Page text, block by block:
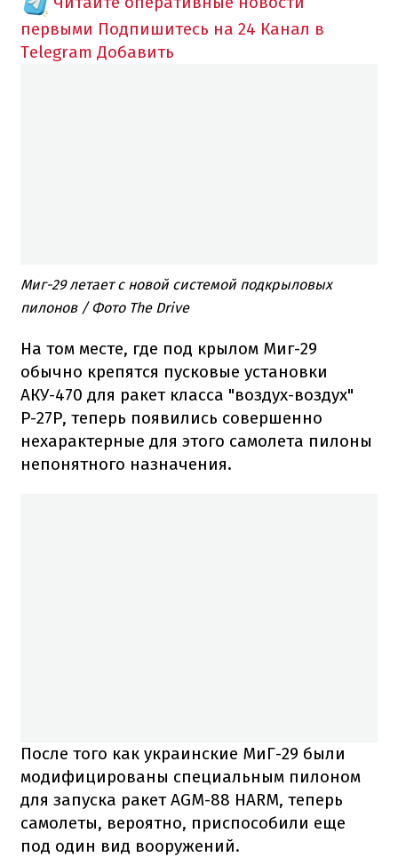
первыми Подпишитесь на 24 Канал в
Telegram Добавить
Миг-29 летает с новой системой подкрыловых
пилонов / Фото The Drive
На том месте, где под крылом Миг-29
обычно крепятся пусковые установки
АКУ-470 для ракет класса "воздух-воздух"
Р-27Р, теперь появились совершенно
нехарактерные для этого самолета пилоны
непонятного назначения.
После того как украинские МиГ-29 были
модифицированы специальным пилоном
для запуска ракет AGM-88 HARM, теперь
самолеты, вероятно, приспособили еще
под один вид вооружений.